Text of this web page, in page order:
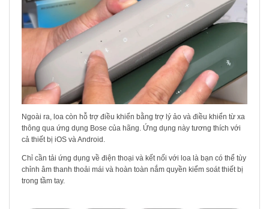
Ngoài ra, loa còn hỗ trợ điều khiển bằng trợ lý ảo và điều khiển từ xa
thông qua ứng dụng Bose của hãng. Ứng dụng này tương thích với
cả thiết bị iOS và Android.
Chỉ cần tải ứng dụng về điện thoại và kết nối với loa là bạn có thể tùy
chỉnh âm thanh thoải mái và hoàn toàn nắm quyền kiểm soát thiết bị
trong tầm tay.